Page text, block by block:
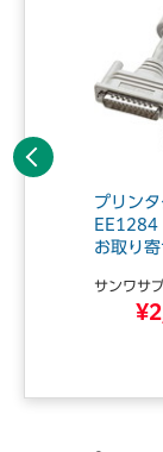
プリン
お取り
サンワサ
前へ